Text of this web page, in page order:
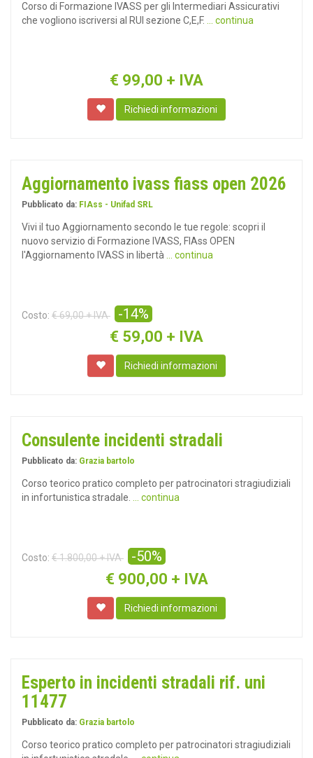
Corso di Formazione IVASS per gli Intermediari Assicurativi
che vogliono iscriversi al RUI sezione C,E,F.
... continua
€ 99,00 + IVA
Richiedi informazioni
Aggiornamento ivass fiass open 2026
Pubblicato da: FIAss - Unifad SRL
Vivi il tuo Aggiornamento secondo le tue regole: scopri il
nuovo servizio di Formazione IVASS, FIAss OPEN
l'Aggiornamento IVASS in libertà
... continua
Costo: € 69,00 + IVA -14%
€ 59,00 + IVA
Richiedi informazioni
Consulente incidenti stradali
Pubblicato da: Grazia bartolo
Corso teorico pratico completo per patrocinatori stragiudiziali
in infortunistica stradale.
... continua
Costo: € 1.800,00 + IVA -50%
€ 900,00 + IVA
Richiedi informazioni
Esperto in incidenti stradali rif. uni
11477
Pubblicato da: Grazia bartolo
Corso teorico pratico completo per patrocinatori stragiudiziali